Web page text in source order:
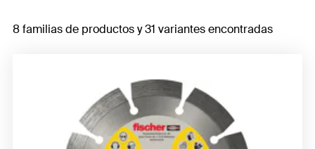
Desbaste
8 familias de productos y 31 variantes encontradas